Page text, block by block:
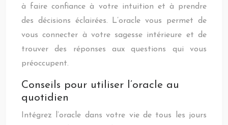
à faire confiance à votre intuition et à prendre
des décisions éclairées. L’oracle vous permet de
vous connecter à votre sagesse intérieure et de
trouver des réponses aux questions qui vous
préoccupent.
Conseils pour utiliser l’oracle au
quotidien
Intégrez l’oracle dans votre vie de tous les jours